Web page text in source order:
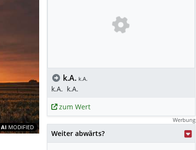
AI MODIFIED Inhalte teilweise mit KI erstellt.
k.A. k.A.
k.A. k.A.
zum Wert
Werbung
Weiter abwärts?